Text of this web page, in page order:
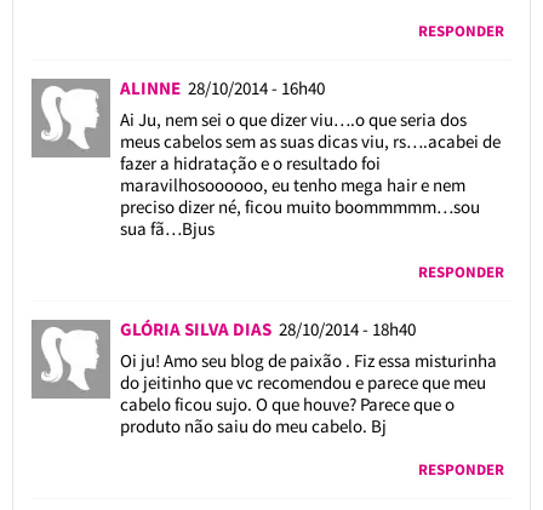
RESPONDER
ALINNE 28/10/2014 - 16h40
Ai Ju, nem sei o que dizer viu….o que seria dos
meus cabelos sem as suas dicas viu, rs….acabei de
fazer a hidratação e o resultado foi
maravilhosoooooo, eu tenho mega hair e nem
preciso dizer né, ficou muito boommmmm…sou
sua fã…Bjus
RESPONDER
GLÓRIA SILVA DIAS 28/10/2014 - 18h40
Oi ju! Amo seu blog de paixão . Fiz essa misturinha
do jeitinho que vc recomendou e parece que meu
cabelo ficou sujo. O que houve? Parece que o
produto não saiu do meu cabelo. Bj
RESPONDER